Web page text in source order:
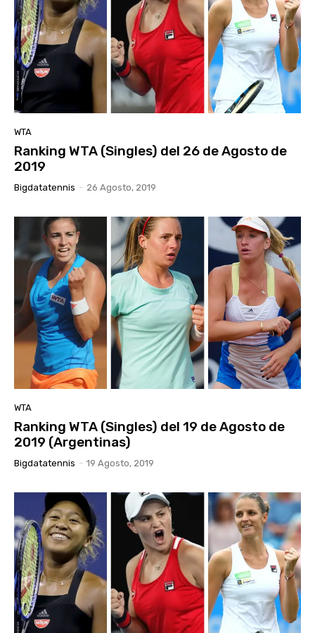
WTA
Ranking WTA (Singles) del 26 de Agosto de
2019
Bigdatatennis - 26 Agosto, 2019
WTA
Ranking WTA (Singles) del 19 de Agosto de
2019 (Argentinas)
Bigdatatennis - 19 Agosto, 2019